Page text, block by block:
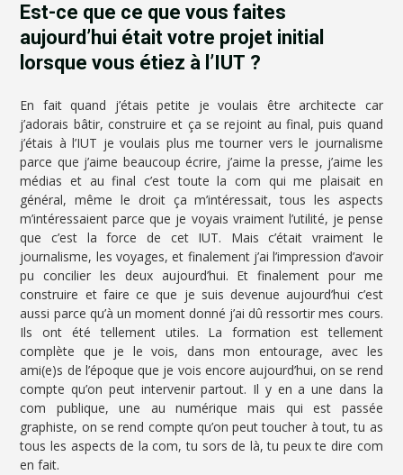
Est-ce que ce que vous faites
aujourd’hui était votre projet initial
lorsque vous étiez à l’IUT ?
En fait quand j’étais petite je voulais être architecte car
j’adorais bâtir, construire et ça se rejoint au final, puis quand
j’étais à l’IUT je voulais plus me tourner vers le journalisme
parce que j’aime beaucoup écrire, j’aime la presse, j’aime les
médias et au final c’est toute la com qui me plaisait en
général, même le droit ça m’intéressait, tous les aspects
m’intéressaient parce que je voyais vraiment l’utilité, je pense
que c’est la force de cet IUT. Mais c’était vraiment le
journalisme, les voyages, et finalement j’ai l’impression d’avoir
pu concilier les deux aujourd’hui. Et finalement pour me
construire et faire ce que je suis devenue aujourd’hui c’est
aussi parce qu’à un moment donné j’ai dû ressortir mes cours.
Ils ont été tellement utiles. La formation est tellement
complète que je le vois, dans mon entourage, avec les
ami(e)s de l’époque que je vois encore aujourd’hui, on se rend
compte qu’on peut intervenir partout. Il y en a une dans la
com publique, une au numérique mais qui est passée
graphiste, on se rend compte qu’on peut toucher à tout, tu as
tous les aspects de la com, tu sors de là, tu peux te dire com
en fait.